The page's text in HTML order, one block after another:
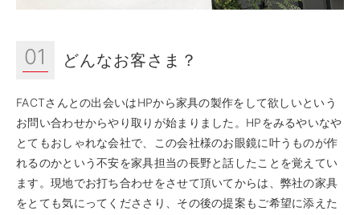
01 どんなお客さま？
FACTさんとの出会いはHPから家具の製作をして欲しいという
お問い合わせからやり取りが始まりました。HPをみるやいなや
とてもおしゃれな会社で、この会社様のお眼鏡に叶うものが作
れるのかという不安を家具担当の長野と話したことを覚えてい
ます。現地でお打ち合わせをさせて頂いてからは、弊社の家具
をとても気にってくだささり、その後の提案もご希望に添えた